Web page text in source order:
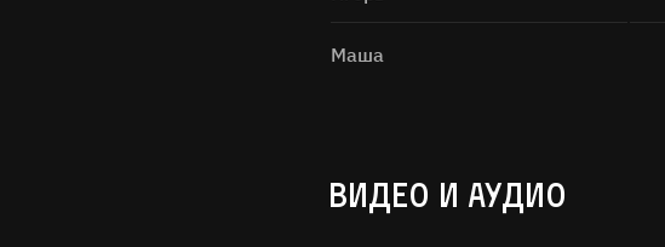
Маша
ВИДЕО И АУДИО